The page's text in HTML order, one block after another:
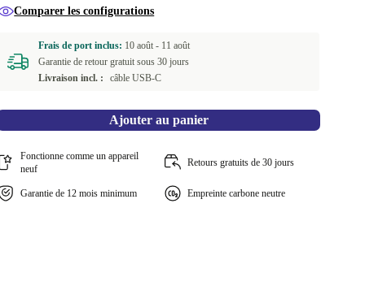
Comparer les configurations
Frais de port inclus: 10 août - 11 août
Garantie de retour gratuit sous 30 jours
Livraison incl. :
câble USB-C
Ajouter au panier
Fonctionne comme un appareil
neuf
Retours gratuits de 30 jours
Garantie de 12 mois minimum Empreinte carbone neutre